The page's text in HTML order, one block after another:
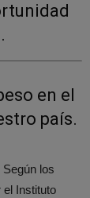
en el
país.
los
Instituto